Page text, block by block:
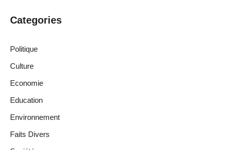
Categories
Politique
Culture
Economie
Education
Environnement
Faits Divers